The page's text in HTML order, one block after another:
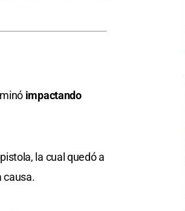
impactando
la cual quedó a
causa.